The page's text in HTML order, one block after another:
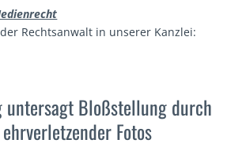
Rechtsanwalt in unserer Kanzlei:
untersagt Bloßstellung durch
Fotos